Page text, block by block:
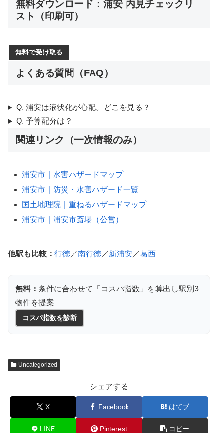
無料ダウンロード：浦安 内見チェックリ
スト（印刷可）
無料で受け取る
よくある質問（FAQ）
Q. 浦安は液状化が心配。どこを見る？
Q. 予算配分は？
関連リンク（一次情報のみ）
浦安市｜水害ハザードマップ
浦安市｜防災・水害ハザード一覧
国土地理院｜重ねるハザードマップ
浦安市｜浦安市斎場（公営）
他駅も比較： 行徳 ／南行徳 ／新浦安 ／葛西
無料： 条件に合わせて「コスパ指数」を算出し駅別3
物件を提案
コスパ指数を診断
Uncategorized
シェアする
X Facebook はてブ
LINE Pinterest コピー